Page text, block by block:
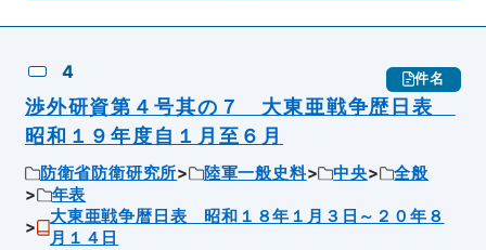
4 件名
渉外研資第４号其の７ 大東亜戦争歴日表
昭和１９年度自１月至６月
防衛省防衛研究所 陸軍一般史料 中央
全般
年表
大東亜戦争暦日表 昭和１８年１月３日～２０年８
月１４日